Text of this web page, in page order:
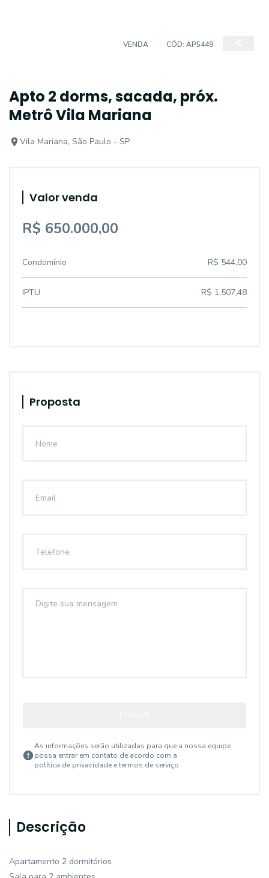
VENDA CÓD: AP5449
Apto 2 dorms, sacada, próx.
Metrô Vila Mariana
Vila Mariana, São Paulo - SP
Valor venda
R$ 650.000,00
Condomínio R$ 544,00
IPTU R$ 1.507,48
Proposta
As informações serão utilizadas para que a nossa equipe
possa entrar em contato de acordo com a
política de privacidade e termos de serviço
Descrição
Apartamento 2 dormitórios